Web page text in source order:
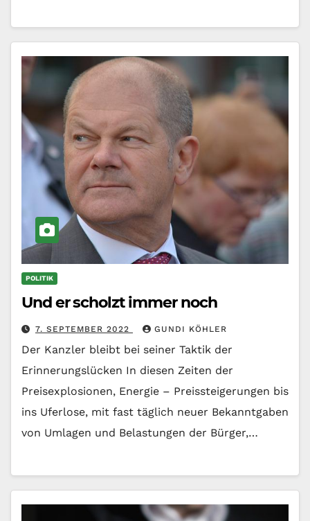
POLITIK
Und er scholzt immer noch
7. SEPTEMBER 2022 GUNDI KÖHLER
Der Kanzler bleibt bei seiner Taktik der
Erinnerungslücken In diesen Zeiten der
Preisexplosionen, Energie – Preissteigerungen bis
ins Uferlose, mit fast täglich neuer Bekanntgaben
von Umlagen und Belastungen der Bürger,…